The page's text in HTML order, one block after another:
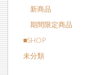
新商品
期間限定商品
■SHOP
未分類